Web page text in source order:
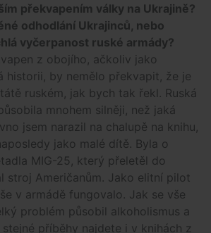
překvapením války na Ukrajině?
odhodlání Ukrajinců, nebo
vyčerpanost ruské armády?
z obojího, ačkoliv jako
historii, by nemělo překvapit, že je
ruském, jak bych tak řekl. Ruská
mnohem silněji, než jaká
jsem narazil na chalupě na knihu,
jako malé dítě. Byla o
MIG-25, který přeletěl do
stroj Američanům. Jako elitní pilot
v armádě fungovalo. Jak se vše
problém působil alkoholismus a
příběhy najdete i v knihách z